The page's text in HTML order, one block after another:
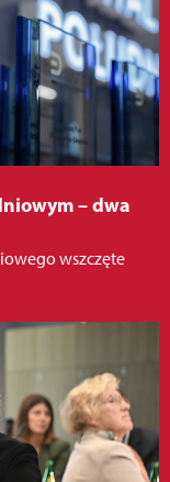
– dwa
wszczęte